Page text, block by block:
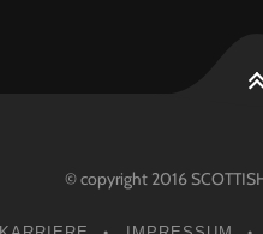
© copyright 2016